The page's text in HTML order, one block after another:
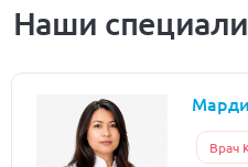
Наши
Врач